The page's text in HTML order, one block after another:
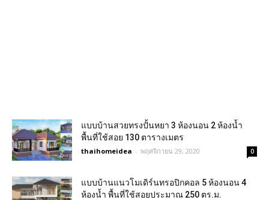
แบบบ้านสวยทรงปั้นหยา 3 ห้องนอน 2 ห้องน้ำ
พื้นที่ใช้สอย 130 ตารางเมตร
thaihomeidea - พฤศจิกายน 29, 2020 0
แบบบ้านแนวโมเดิร์นทรอปิกคอล 5 ห้องนอน 4
ห้องน้ำ พื้นที่ใช้สอยประมาณ 250 ตร.ม.